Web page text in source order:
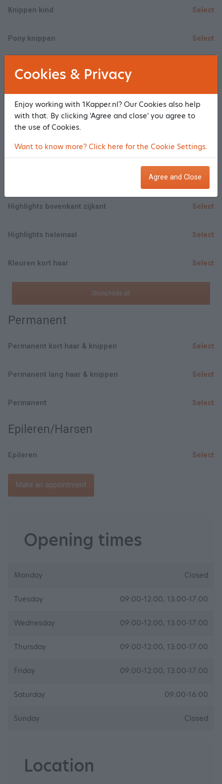
Knippen kind Select
Pony knippen Select
Haarmasker
Kleuren
Uitgroei + Knippen Select
Select
Highlights bovenkant zijkant Select
Highlights helemaal Select
Kleuren kort haar Select
Show/Hide all
Permanent
Permanent kort haar & knippen Select
Permanent lang haar & knippen Select
Permanent Select
Epileren/Harsen
Epileren Select
Make an appointment
Opening times
Monday Closed
Tuesday 09:00-12:00, 13:00-17:00
Wednesday 09:00-12:00, 13:00-17:00
Thursday 09:00-12:00, 13:00-17:00
Friday 09:00-12:00, 13:00-17:00
Saturday 09:00-16:00
Sunday Closed
Location
Cookies & Privacy
Enjoy working with 1Kapper.nl? Our Cookies also help
with that. By clicking 'Agree and close' you agree to
the use of Cookies.
Want to know more? Click here for the Cookie Settings.
Agree and Close